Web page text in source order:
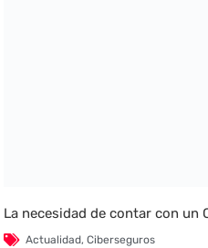
La necesidad de contar con un
Actualidad,Ciberseguros